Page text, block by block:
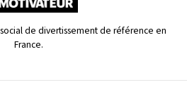
de divertissement de référence en
France.